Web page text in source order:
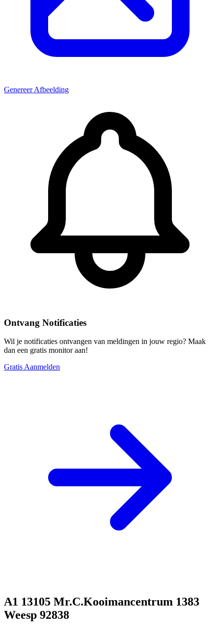
Genereer Afbeelding
Ontvang Notificaties
Wil je notificaties ontvangen van meldingen in jouw regio? Maak
dan een gratis monitor aan!
Gratis Aanmelden
A1 13105 Mr.C.Kooimancentrum 1383
Weesp 92838